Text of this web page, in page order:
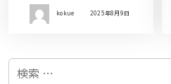
kokue 2025年8月9日
検